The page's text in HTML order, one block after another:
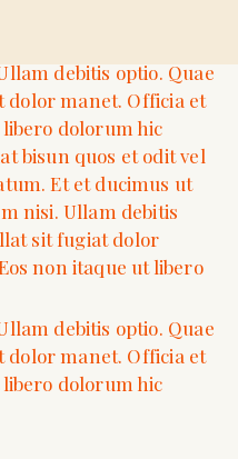
debitis optio. Quae
dolor manet. Officia et
dolorum hic
bisun quos et odit vel
Et et ducimus ut
nisi. Ullam debitis
sit fugiat dolor
non itaque ut libero
debitis optio. Quae
dolor manet. Officia et
dolorum hic